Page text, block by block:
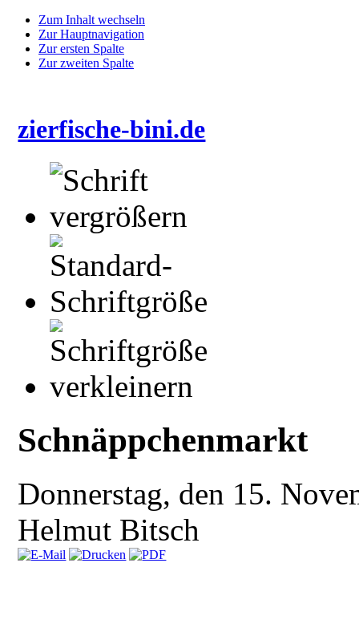
Zum Inhalt wechseln
Zur Hauptnavigation
Zur ersten Spalte
Zur zweiten Spalte
zierfische-bini.de
Schnäppchenmarkt
Donnerstag, den 15.
Helmut Bitsch